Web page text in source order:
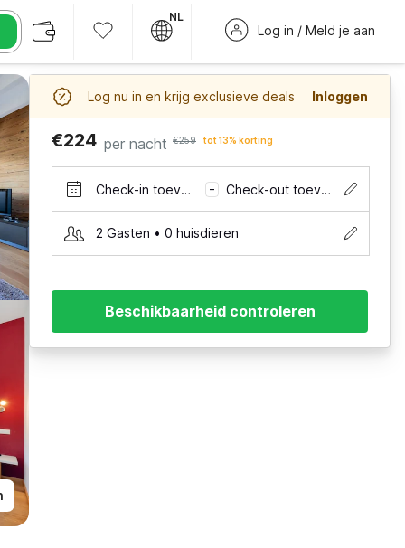
NL
Log in / Meld je aan
Log nu in en krijg exclusieve deals Inloggen
€224 per nacht €259 tot 13% korting
Check-in toevoegen – Check-out toevoegen
2 Gasten • 0 huisdieren
Beschikbaarheid controleren